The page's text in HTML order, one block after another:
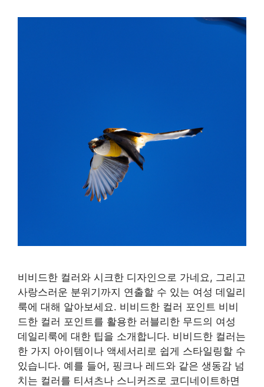
비비드한 컬러와 시크한 디자인으로 가네요, 그리고
사랑스러운 분위기까지 연출할 수 있는 여성 데일리
룩에 대해 알아보세요. 비비드한 컬러 포인트 비비
드한 컬러 포인트를 활용한 러블리한 무드의 여성
데일리룩에 대한 팁을 소개합니다. 비비드한 컬러는
한 가지 아이템이나 액세서리로 쉽게 스타일링할 수
있습니다. 예를 들어, 핑크나 레드와 같은 생동감 넘
치는 컬러를 티셔츠나 스니커즈로 코디네이트하면